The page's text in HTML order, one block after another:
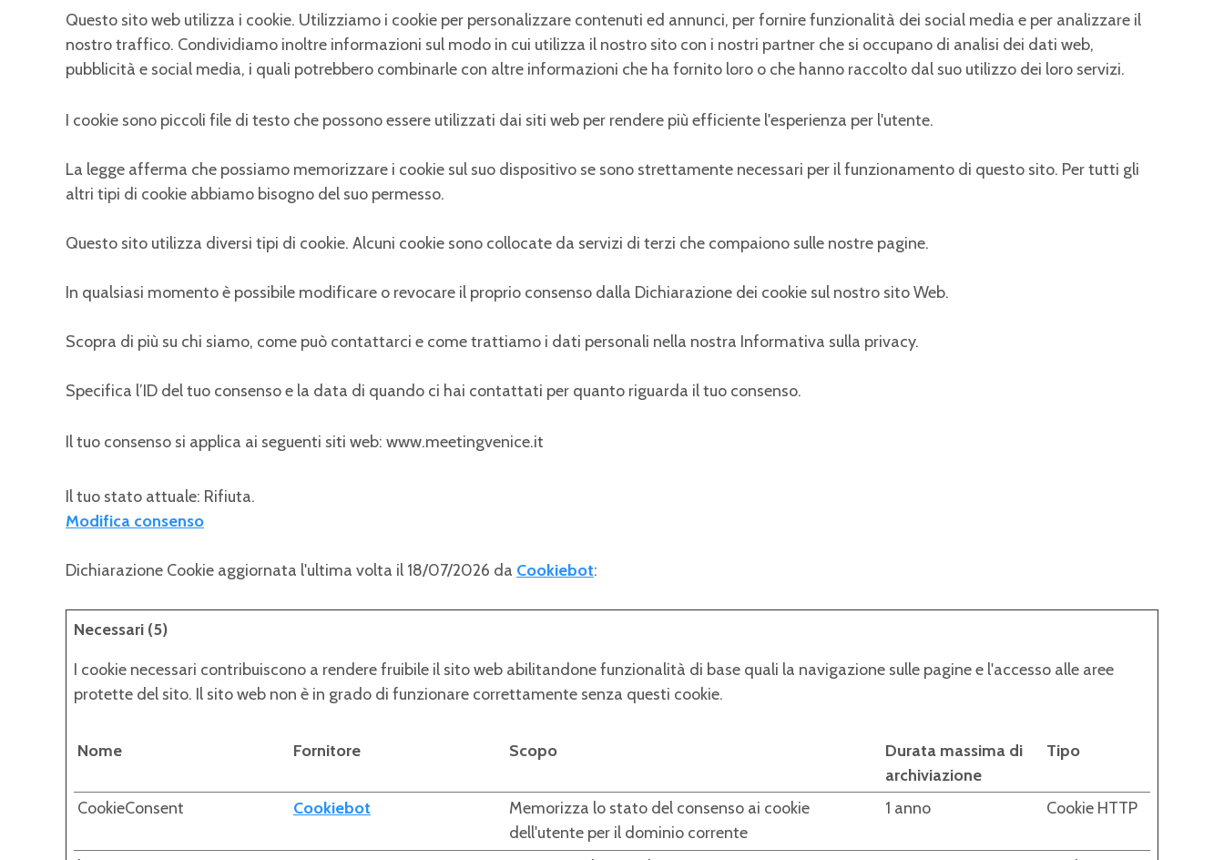
Questo sito web utilizza i cookie. Utilizziamo i cookie per personalizzare contenuti ed annunci, per fornire funzionalità dei social media e per analizzare il
nostro traffico. Condividiamo inoltre informazioni sul modo in cui utilizza il nostro sito con i nostri partner che si occupano di analisi dei dati web,
pubblicità e social media, i quali potrebbero combinarle con altre informazioni che ha fornito loro o che hanno raccolto dal suo utilizzo dei loro servizi.
I cookie sono piccoli file di testo che possono essere utilizzati dai siti web per rendere più efficiente l'esperienza per l'utente.
La legge afferma che possiamo memorizzare i cookie sul suo dispositivo se sono strettamente necessari per il funzionamento di questo sito. Per tutti gli
altri tipi di cookie abbiamo bisogno del suo permesso.
Questo sito utilizza diversi tipi di cookie. Alcuni cookie sono collocate da servizi di terzi che compaiono sulle nostre pagine.
In qualsiasi momento è possibile modificare o revocare il proprio consenso dalla Dichiarazione dei cookie sul nostro sito Web.
Scopra di più su chi siamo, come può contattarci e come trattiamo i dati personali nella nostra Informativa sulla privacy.
Specifica l’ID del tuo consenso e la data di quando ci hai contattati per quanto riguarda il tuo consenso.
Il tuo consenso si applica ai seguenti siti web: www.meetingvenice.it
Il tuo stato attuale: Rifiuta.
Modifica consenso
Dichiarazione Cookie aggiornata l'ultima volta il 18/07/2026 da Cookiebot:
Necessari (5)
I cookie necessari contribuiscono a rendere fruibile il sito web abilitandone funzionalità di base quali la navigazione sulle pagine e l'accesso alle aree
protette del sito. Il sito web non è in grado di funzionare correttamente senza questi cookie.
Nome Fornitore Scopo
Durata massima di
archiviazione
Tipo
CookieConsent Cookiebot
Memorizza lo stato del consenso ai cookie
dell'utente per il dominio corrente
1 anno Cookie HTTP